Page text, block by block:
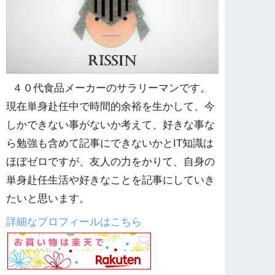
４０代食品メーカーのサラリーマンです。
現在単身赴任中で時間的余裕を生かして、今
しかできない事がないか考えて、好きな事な
ら勉強も含めて記事にできないかとIT知識は
ほぼゼロですが、友人の力をかりて、自身の
単身赴任生活や好きなことを記事にしていき
たいと思います。
詳細なプロフィールはこちら